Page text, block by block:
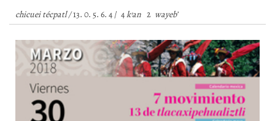
chicuei técpatl /13. 0. 5. 6. 4 / 4k’an 2 wayeb’